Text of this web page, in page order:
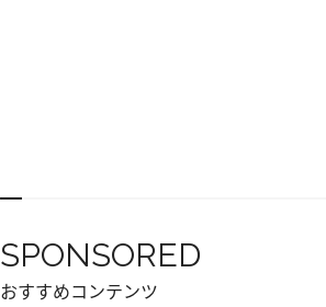
SPONSORED
おすすめコンテンツ